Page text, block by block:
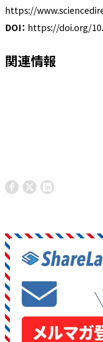
https://
DOI： https://doi.org/
関連情報